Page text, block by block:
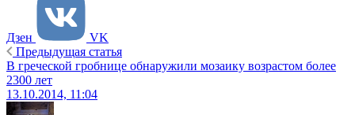
Дзен
VK
Предыдущая статья
В греческой гробнице обнаружили мозаику возрастом более
2300 лет
13.10.2014, 11:04